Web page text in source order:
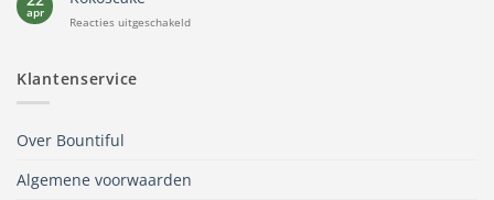
apr
Reacties uitgeschakeldvoor
Klantenservice
Over Bountiful
Algemene voorwaarden